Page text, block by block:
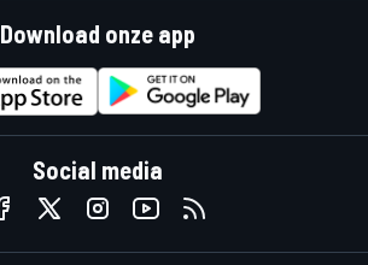
Download onze app
Social media